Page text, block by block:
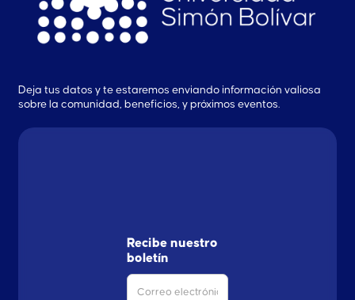
Deja tus datos y te estaremos enviando información valiosa
sobre la comunidad, beneficios, y próximos eventos.
Recibe nuestro
boletín